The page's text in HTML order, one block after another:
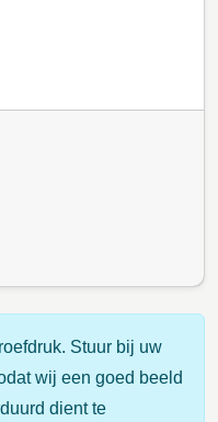
Stuur bij uw
wij een goed beeld
dient te